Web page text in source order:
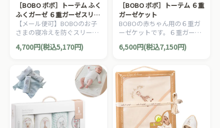
［BOBO ボボ］トーテム ふく
ふくガーゼ ６重ガーゼスリー
パー
【メール便可】BOBOのお子
さまの寝冷えを防ぐスリーパ
ー。おふとんからはみ出して
も安心です。新生児から3歳
4,700円(税込5,170円)
［BOBO ボボ］トーテム ６重
ガーゼケット
BOBOの赤ちゃん用の６重ガ
ーゼケットです。６重ガーゼ
ケットは、夏はさらさら冬は
あったか。
6,500円(税込7,150円)